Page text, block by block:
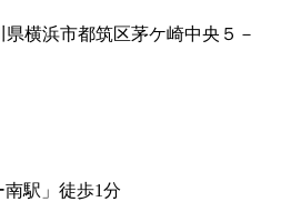
横浜市都筑区茅ケ崎中央５－
駅」徒歩1分